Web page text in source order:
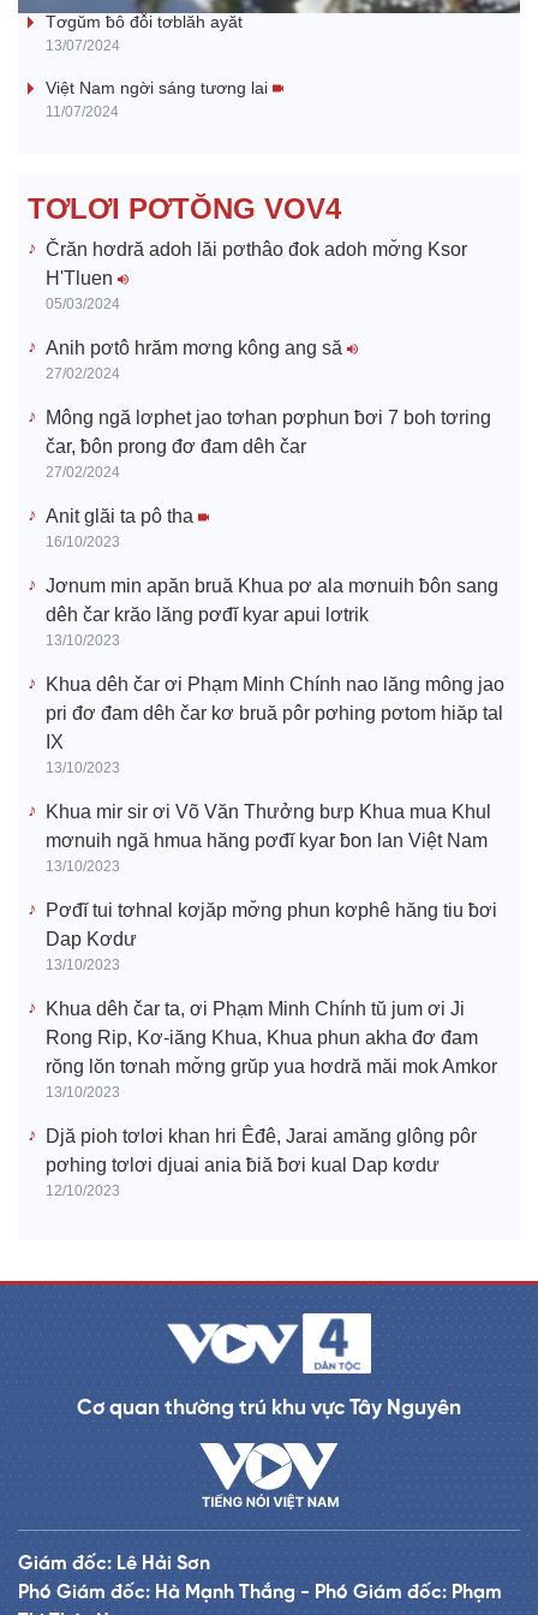
y
e
Tơgŭm ƀô đô̆i tơblăh ayăt
13/07/2024
Việt Nam ngời sáng tương lai
11/07/2024
TƠLƠI PƠTŎNG VOV4
Črăn hơdră adoh lăi pơthâo đok adoh mơ̆ng Ksor
H'Tluen
05/03/2024
Anih pơtô hrăm mơng kông ang să
27/02/2024
Mông ngă lơphet jao tơhan pơphun ƀơi 7 boh tơring
čar, ƀôn prong đơ đam dêh čar
27/02/2024
Anit glăi ta pô tha
16/10/2023
Jơnum min apăn bruă Khua pơ ala mơnuih ƀôn sang
dêh čar krăo lăng pơđĭ kyar apui lơtrik
13/10/2023
Khua dêh čar ơi Phạm Minh Chính nao lăng mông jao
pri đơ đam dêh čar kơ bruă pôr pơhing pơtom hiăp tal
IX
13/10/2023
Khua mir sir ơi Võ Văn Thưởng bưp Khua mua Khul
mơnuih ngă hmua hăng pơđĭ kyar ƀon lan Việt Nam
13/10/2023
Pơđĭ tui tơhnal kơjăp mơ̆ng phun kơphê hăng tiu ƀơi
Dap Kơdư
13/10/2023
Khua dêh čar ta, ơi Phạm Minh Chính tŭ jum ơi Ji
Rong Rip, Kơ-iăng Khua, Khua phun akha đơ đam
rŏng lŏn tơnah mơ̆ng grŭp yua hơdră măi mok Amkor
13/10/2023
Djă pioh tơlơi khan hri Êđê, Jarai amăng glông pôr
pơhing tơlơi djuai ania ƀiă ƀơi kual Dap kơdư
12/10/2023
Cơ quan thường trú khu vực Tây Nguyên
Giám đốc: Lê Hải Sơn
Phó Giám đốc: Hà Mạnh Thắng - Phó Giám đốc: Phạm